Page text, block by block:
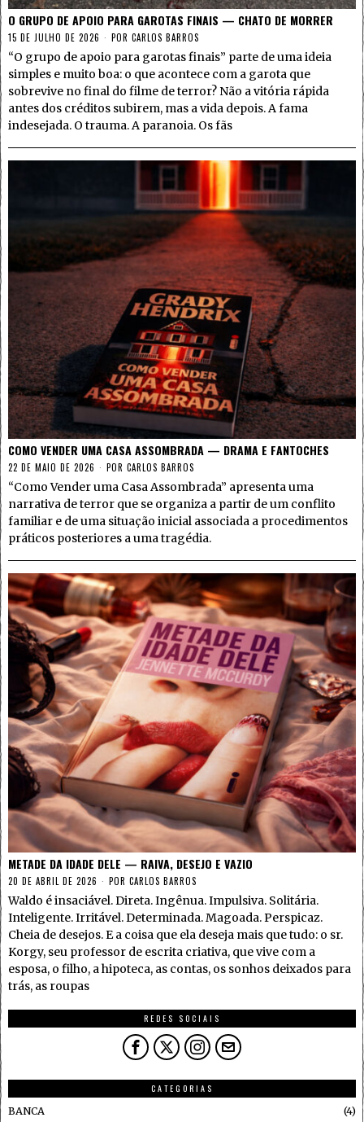
O GRUPO DE APOIO PARA GAROTAS FINAIS — CHATO DE MORRER
15 DE JULHO DE 2026 POR CARLOS BARROS
“O grupo de apoio para garotas finais” parte de uma ideia
simples e muito boa: o que acontece com a garota que
sobrevive no final do filme de terror? Não a vitória rápida
antes dos créditos subirem, mas a vida depois. A fama
indesejada. O trauma. A paranoia. Os fãs
COMO VENDER UMA CASA ASSOMBRADA — DRAMA E FANTOCHES
22 DE MAIO DE 2026 POR CARLOS BARROS
“Como Vender uma Casa Assombrada” apresenta uma
narrativa de terror que se organiza a partir de um conflito
familiar e de uma situação inicial associada a procedimentos
práticos posteriores a uma tragédia.
METADE DA IDADE DELE — RAIVA, DESEJO E VAZIO
20 DE ABRIL DE 2026 POR CARLOS BARROS
Waldo é insaciável. Direta. Ingênua. Impulsiva. Solitária.
Inteligente. Irritável. Determinada. Magoada. Perspicaz.
Cheia de desejos. E a coisa que ela deseja mais que tudo: o sr.
Korgy, seu professor de escrita criativa, que vive com a
esposa, o filho, a hipoteca, as contas, os sonhos deixados para
trás, as roupas
REDES SOCIAIS
CATEGORIAS
BANCA
4